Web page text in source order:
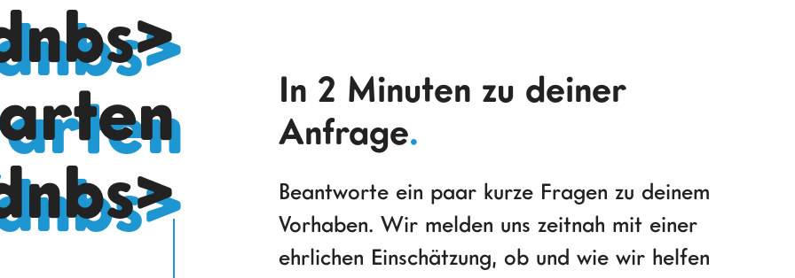
In 2 Minuten zu deiner
Anfrage.
Beantworte ein paar kurze Fragen zu deinem
Vorhaben. Wir melden uns zeitnah mit einer
ehrlichen Einschätzung, ob und wie wir helfen